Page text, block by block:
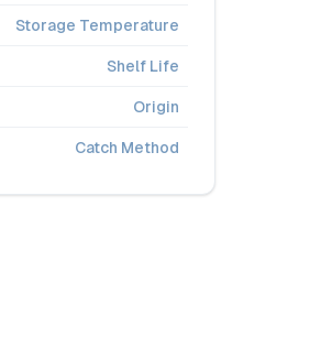
Storage Temperature
Shelf Life
Origin
Catch Method